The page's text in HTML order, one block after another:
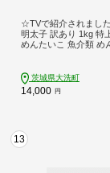
☆TVで紹介されまし
明太子 訳あり 1kg 特
めんたいこ 魚介類 め
茨城県大洗町
14,000 円
13